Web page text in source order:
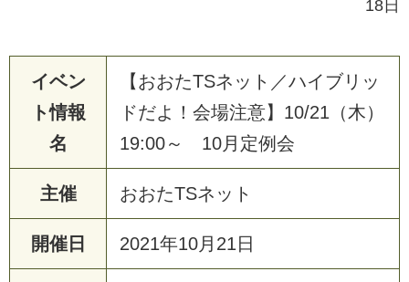
18日
イベン
ト情報
名
【おおたTSネット／ハイブリッ
ドだよ！会場注意】10/21（木）
19:00～ 10月定例会
主催 おおたTSネ ッ ト
開催日 2021年10月 21 日